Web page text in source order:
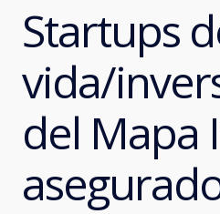
Startups
vida/
del Mapa